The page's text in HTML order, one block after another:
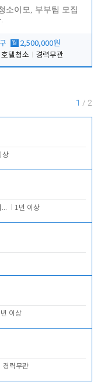
소이모, 부부팀 모집
월 2,500,000원
텔청소
경력무관
1 / 2
상
베팅.,청소<<캐셔 모셔봅니다. 1년 이상
이상
경력무관